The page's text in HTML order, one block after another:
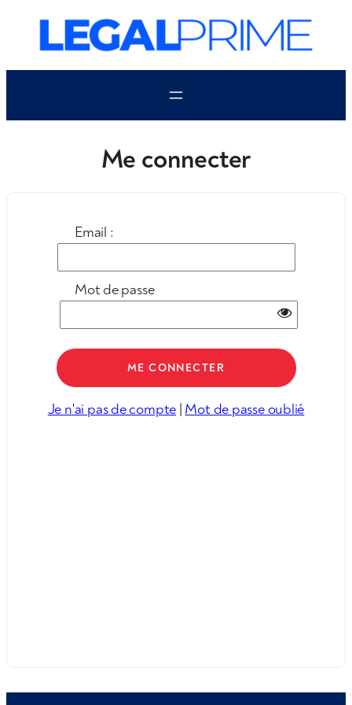
contenu
Me connecter
Email :
Mot de passe
Je n'ai pas de compte | Mot de passe oublié